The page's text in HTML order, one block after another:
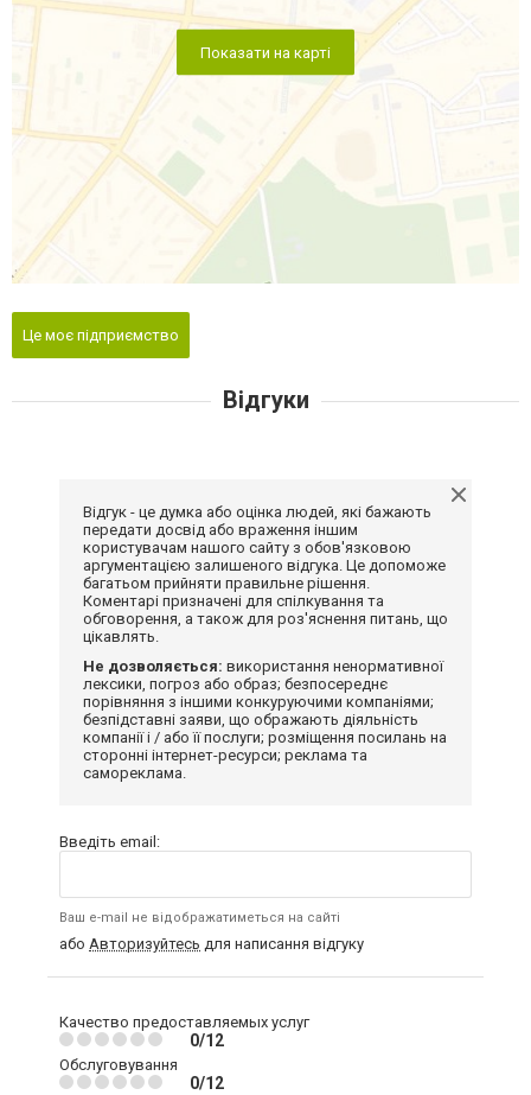
Показати на карті
Це моє підприємство
Відгуки
Відгук - це думка або оцінка людей, які бажають
передати досвід або враження іншим
користувачам нашого сайту з обов'язковою
аргументацією залишеного відгука. Це допоможе
багатьом прийняти правильне рішення.
Коментарі призначені для спілкування та
обговорення, а також для роз'яснення питань, що
цікавлять.
Не дозволяється: використання ненормативної
лексики, погроз або образ; безпосереднє
порівняння з іншими конкуруючими компаніями;
безпідставні заяви, що ображають діяльність
компанії і / або її послуги; розміщення посилань на
сторонні інтернет-ресурси; реклама та
самореклама.
Введіть email:
Ваш e-mail не відображатиметься на сайті
або Авторизуйтесь для написання відгуку
Качество предоставляемых услуг
0/12
Обслуговування
0/12